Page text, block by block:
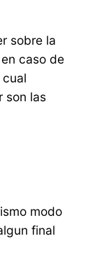
sobre la
caso de
son las
modo
final